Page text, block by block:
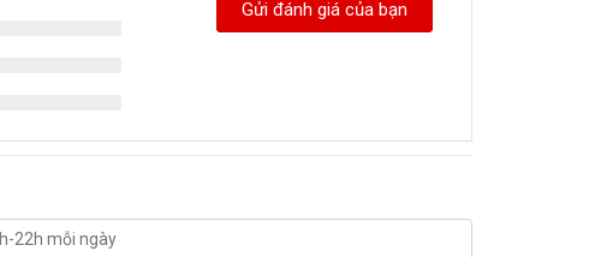
Gửi đánh giá của bạn